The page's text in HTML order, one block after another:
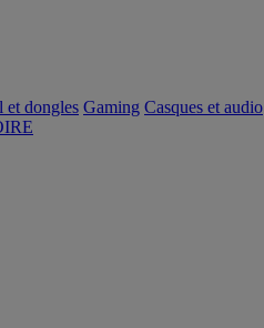
et dongles Gaming Casques et audio